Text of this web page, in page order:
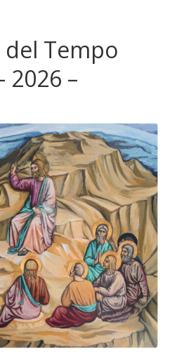
del Tempo
2026 –